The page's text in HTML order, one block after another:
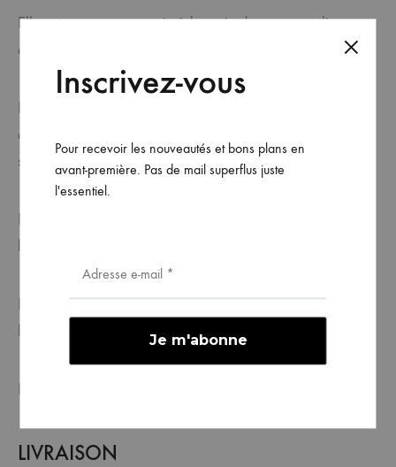
Elle est conçue avec soin à la main dans mon atelier et
donc 100% fabrication française et artisanale.
de gaité, faisant de cette baguette l’accessoire idéal pour
stimuler l’imagination et créer des histoires féeriques.
Il n’y a plus qu’à laisser la place aux jeux et à
LIVRAISON
Inscrivez-vous
Pour recevoir les nouveautés et bons plans en
avant-première. Pas de mail superflus juste
l'essentiel.